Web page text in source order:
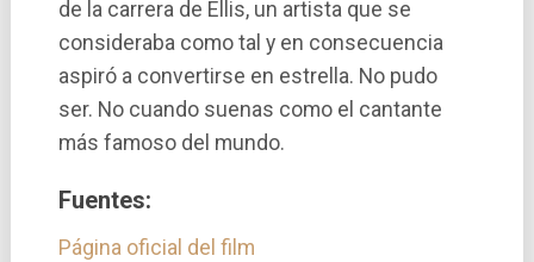
de la carrera de Ellis, un artista que se
consideraba como tal y en consecuencia
aspiró a convertirse en estrella. No pudo
ser. No cuando suenas como el cantante
más famoso del mundo.
Fuentes:
Página oficial del film